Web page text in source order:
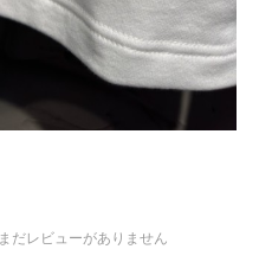
だレビューがありません